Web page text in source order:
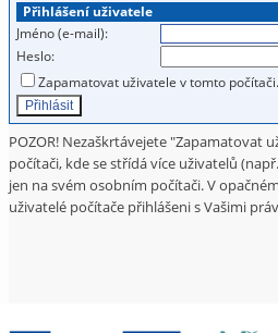
Přihlášení uživatele
Jméno (e-mail):
Heslo:
Zapamatovat uživatele v tomto počítači.
POZOR! Nezaškrtávejete "Zapamatovat
počítači, kde se střídá více uživatelů
jen na svém osobním počítači. V
uživatelé počítače přihlášeni s Vašimi